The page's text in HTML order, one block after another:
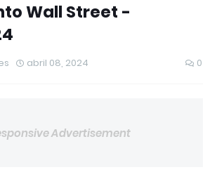
Wall Street -
abril 08, 2024 0
Advertisement